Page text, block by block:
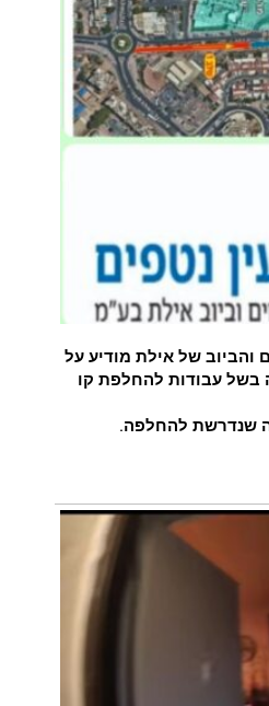
והביוב של אילת מודיע על
בשל עבודות להחלפת קו
שנדרשת להחלפה.